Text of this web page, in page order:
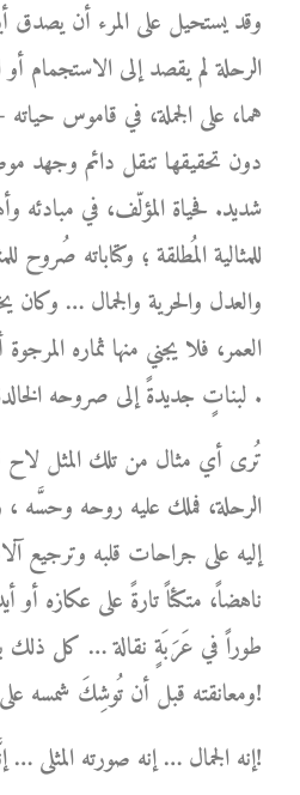
وقد يستحيل على المرء أن يصدق
الرحلة لم يقصد إلى الاستجمام
هما، على الجملة، في قاموس
دون تحقيقها تنقل دائم وجهد
شديد. فحياة المؤلّف، في مبادئه
للمثالية المُطلقة ؛ وكتاباته صُروح
والعدل والحرية والجمال …
العمر، فلا يجني منها ثماره
لبناتٍ جديدةً إلى صروحه الخالدة .
تُرى أي مثال من تلك المثل لاح
الرحلة، فملك عليه روحه وحسَّه ،
إليه على جراحات قلبه وترجيع
ناهضاً، متكئاً تارةً على عكازه أو
طوراً في عَرَبَةٍ نقالة … كل ذلك
ومعانقته قبل أن تُوشِكَ شمسه على الغياب ؟!
إنه الجمال … إنه صورته المثلى … إنَّه الفن . . . الفن لا غير!